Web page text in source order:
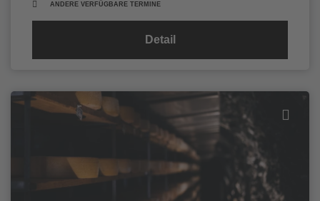
ANDERE VERFÜGBARE TERMINE
Detail